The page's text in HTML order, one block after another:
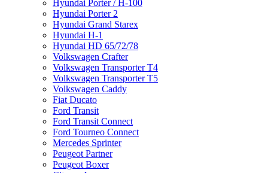
Hyundai Porter / H-100
Hyundai Porter 2
Hyundai Grand Starex
Hyundai H-1
Hyundai HD 65/72/78
Volkswagen Crafter
Volkswagen Transporter T4
Volkswagen Transporter T5
Volkswagen Caddy
Fiat Ducato
Ford Transit
Ford Transit Connect
Ford Tourneo Connect
Mercedes Sprinter
Peugeot Partner
Peugeot Boxer